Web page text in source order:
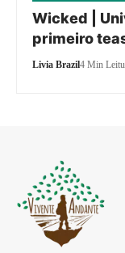
Wicked |
primeiro
Livia Brazil4 Min